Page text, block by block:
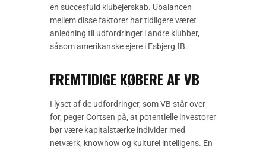
en succesfuld klubejerskab. Ubalancen
mellem disse faktorer har tidligere været
anledning til udfordringer i andre klubber,
såsom amerikanske ejere i Esbjerg fB.
FREMTIDIGE KØBERE AF VB
I lyset af de udfordringer, som VB står over
for, peger Cortsen på, at potentielle investorer
bør være kapitalstærke individer med
netværk, knowhow og kulturel intelligens. En